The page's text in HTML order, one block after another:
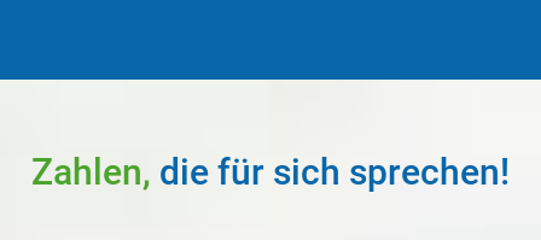
Zahlen, die für sich sprechen!